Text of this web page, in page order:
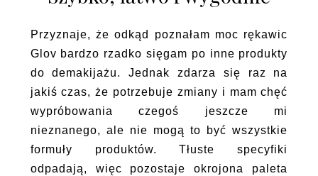
Przyznaje, że odkąd poznałam moc rękawic
Glov bardzo rzadko sięgam po inne produkty
do demakijażu. Jednak zdarza się raz na
jakiś czas, że potrzebuje zmiany i mam chęć
wypróbowania czegoś jeszcze mi
nieznanego, ale nie mogą to być wszystkie
formuły produktów. Tłuste specyfiki
odpadają, więc pozostaje okrojona paleta